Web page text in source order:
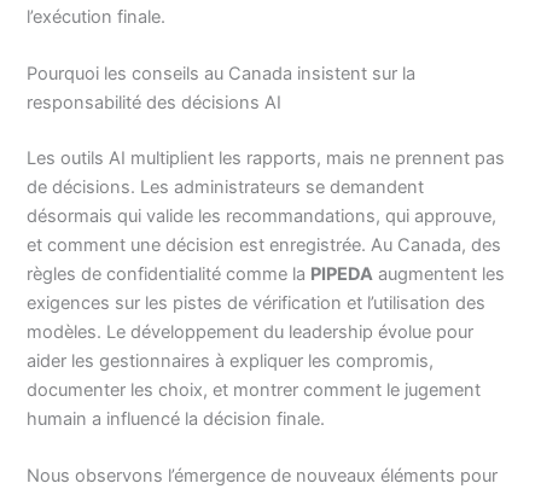
l’exécution finale.
Pourquoi les conseils au Canada insistent sur la
responsabilité des décisions AI
Les outils AI multiplient les rapports, mais ne prennent pas
de décisions. Les administrateurs se demandent
désormais qui valide les recommandations, qui approuve,
et comment une décision est enregistrée. Au Canada, des
règles de confidentialité comme la PIPEDA augmentent les
exigences sur les pistes de vérification et l’utilisation des
modèles. Le développement du leadership évolue pour
aider les gestionnaires à expliquer les compromis,
documenter les choix, et montrer comment le jugement
humain a influencé la décision finale.
Nous observons l’émergence de nouveaux éléments pour